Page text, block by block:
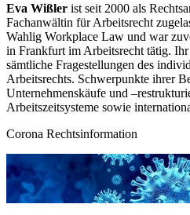
Eva Wißler ist seit 2000 als
Fachanwältin für Arbeitsrecht
Wahlig Workplace Law und war
in Frankfurt im Arbeitsrecht tätig.
sämtliche Fragestellungen des
Arbeitsrechts. Schwerpunkte ihrer
Unternehmenskäufe und
Arbeitszeitsysteme sowie
Corona Rechtsinformation